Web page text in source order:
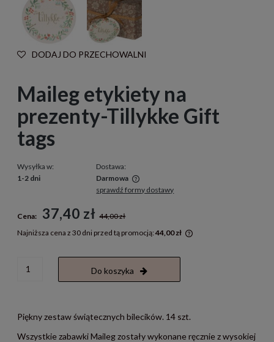
DODAJ DO PRZECHOWALNI
Maileg etykiety na
prezenty-Tillykke Gift
tags
Wysyłka w:
1-2 dni
Dostawa:
Darmowa
Cena nie zawiera ewentualnych kosztów płatności
sprawdź formy dostawy
Cena: 37,40 zł 44,00 zł
Najniższa cena z 30 dni przed tą promocją: 44,00 zł
Do koszyka
Piękny zestaw świątecznych bilecików. 14 szt.
Wszystkie zabawki Maileg zostały wykonane ręcznie z wysokiej